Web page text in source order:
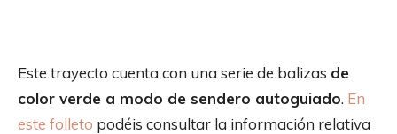
Este trayecto cuenta con una serie de balizas de
color verde a modo de sendero autoguiado. En
este folleto podéis consultar la información relativa